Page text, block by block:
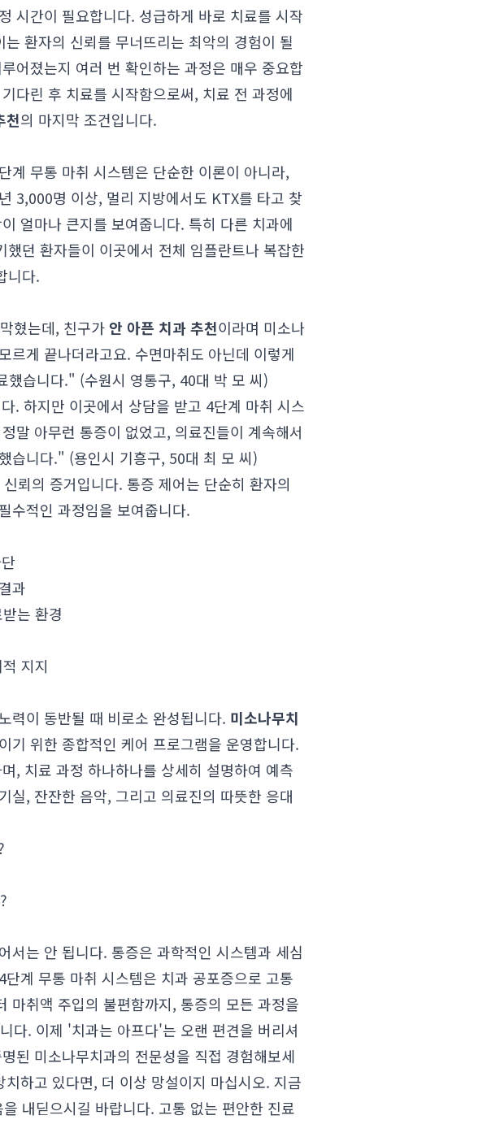
시간이 필요합니다. 성급하게 바로 치료를 시작
환자의 신뢰를 무너뜨리는 최악의 경험이 될
어졌는지 여러 번 확인하는 과정은 매우 중요합
다린 후 치료를 시작함으로써, 치료 전 과정에
천의 마지막 조건입니다.
계 무통 마취 시스템은 단순한 이론이 아니라,
3,000명 이상, 멀리 지방에서도 KTX를 타고 찾
얼마나 큰지를 보여줍니다. 특히 다른 치과에
던 환자들이 이곳에서 전체 임플란트나 복잡한
니다.
혔는데, 친구가 안 아픈 치과 추천이라며 미소나
르게 끝나더라고요. 수면마취도 아닌데 이렇게
했습니다." (수원시 영통구, 40대 박 모 씨)
. 하지만 이곳에서 상담을 받고 4단계 마취 시스
말 아무런 통증이 없었고, 의료진들이 계속해서
습니다." (용인시 기흥구, 50대 최 모 씨)
뢰의 증거입니다. 통증 제어는 단순히 환자의
수적인 과정임을 보여줍니다.
과
는 환경
지지
력이 동반될 때 비로소 완성됩니다. 미소나무치
기 위한 종합적인 케어 프로그램을 운영합니다.
, 치료 과정 하나하나를 상세히 설명하여 예측
실, 잔잔한 음악, 그리고 의료진의 따뜻한 응대
서는 안 됩니다. 통증은 과학적인 시스템과 세심
단계 무통 마취 시스템은 치과 공포증으로 고통
마취액 주입의 불편함까지, 통증의 모든 과정을
다. 이제 '치과는 아프다'는 오랜 편견을 버리셔
된 미소나무치과의 전문성을 직접 경험해보세
하고 있다면, 더 이상 망설이지 마십시오. 지금
내딛으시길 바랍니다. 고통 없는 편안한 진료